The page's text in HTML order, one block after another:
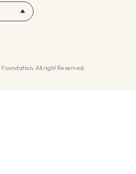
All right Reserved.